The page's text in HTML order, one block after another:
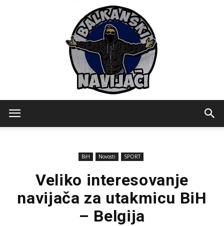
BiH Novosti SPORT
Veliko interesovanje
navijača za utakmicu BiH
– Belgija